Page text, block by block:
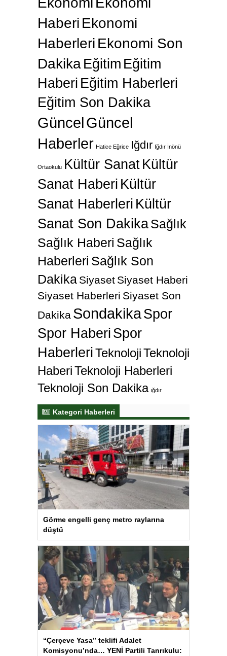
Haberi Ekonomi
Haberleri Ekonomi Son
Dakika Eğitim Eğitim
Haberi Eğitim Haberleri
Eğitim Son Dakika
GüncelGüncel
Haberler Hatice Eğrice Iğdır Iğdır İnönü
Ortaokulu Kültür SanatKültür
Sanat Haberi Kültür
Sanat Haberleri Kültür
Sanat Son DakikaSağlık
Sağlık Haberi Sağlık
Haberleri Sağlık Son
Dakika Siyaset Siyaset Haberi
Siyaset Haberleri Siyaset Son
Dakika SondakikaSpor
Spor Haberi Spor
HaberleriTeknolojiTeknoloji
HaberiTeknoloji Haberleri
Teknoloji Son Dakika ığdır
Kategori Haberleri
Görme engelli genç metro raylarına
düştü
“Çerçeve Yasa” teklifi Adalet
Komisyonu’nda… YENİ Partili Tanrıkulu: